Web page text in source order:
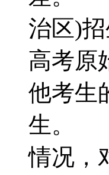
治区)
高考原
他考生
生。 (
情况，